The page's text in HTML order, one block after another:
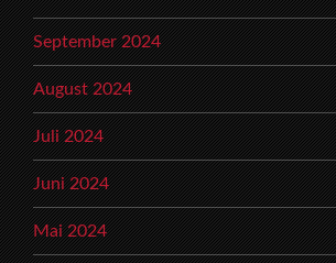
September 2024
August 2024
Juli 2024
Juni 2024
Mai 2024